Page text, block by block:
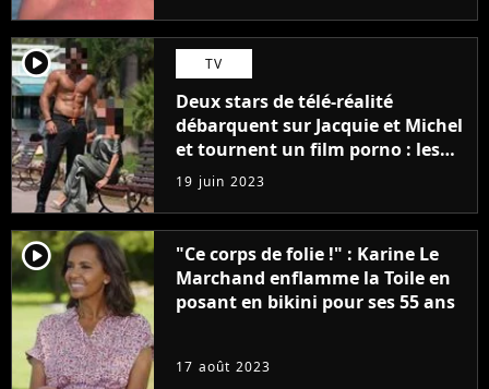
player2 TV
Deux stars de télé-réalité
débarquent sur Jacquie et Michel
et tournent un film porno : les
premières images du tournage
(exclu)
19 juin 2023
player2
"Ce corps de folie !" : Karine Le
Marchand enflamme la Toile en
posant en bikini pour ses 55 ans
17 août 2023